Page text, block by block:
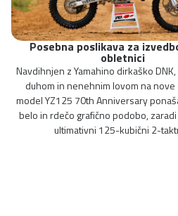
Posebna poslikava za
obletnici
Navdihnjen z Yamahino dirkaško
duhom in nenehnim lovom na nove
model YZ125 70th Anniversary
belo in rdečo grafično podobo,
ultimativni 125-kubični 2-